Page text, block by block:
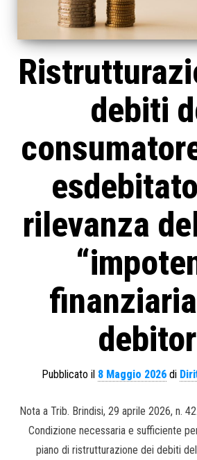
debiti
rilevanza
Pubblicato il 8 Maggio 2026 di
Nota a Trib. Brindisi, 29 aprile 2026, n.
Condizione necessaria e sufficiente
piano di ristrutturazione dei debiti